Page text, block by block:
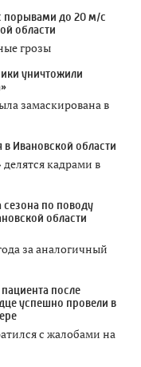
порывами до 20 м/с
области
грозы
уничтожили
замаскирована в
Ивановской области
кадрами в
сезона по поводу
области
за аналогичный
после
успешно провели в
с жалобами на